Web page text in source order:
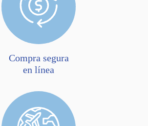
Compra segura
en línea